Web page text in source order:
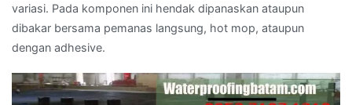
variasi. Pada komponen ini hendak dipanaskan ataupun
dibakar bersama pemanas langsung, hot mop, ataupun
dengan adhesive.